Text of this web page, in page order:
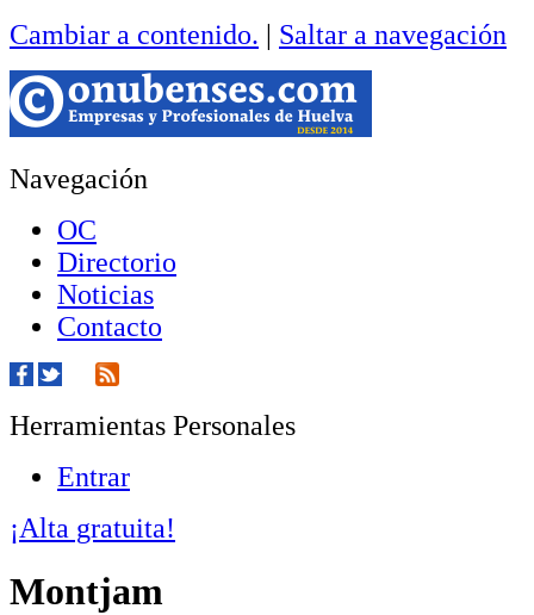
Cambiar a contenido. | Saltar a navegación
Navegación
OC
Directorio
Noticias
Contacto
Herramientas Personales
Entrar
¡Alta gratuita!
Montjam